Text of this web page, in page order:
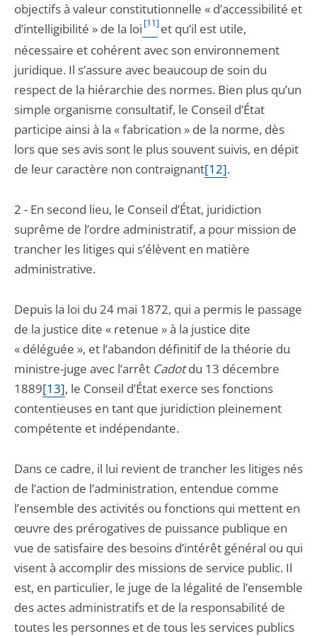
objectifs à valeur constitutionnelle « d’accessibilité et
d’intelligibilité » de la loi [11]et qu’il est utile,
nécessaire et cohérent avec son environnement
juridique. Il s’assure avec beaucoup de soin du
respect de la hiérarchie des normes. Bien plus qu’un
simple organisme consultatif, le Conseil d’État
participe ainsi à la « fabrication » de la norme, dès
lors que ses avis sont le plus souvent suivis, en dépit
de leur caractère non contraignant[12].
2 - En second lieu, le Conseil d’État, juridiction
suprême de l’ordre administratif, a pour mission de
trancher les litiges qui s’élèvent en matière
administrative.
Depuis la loi du 24 mai 1872, qui a permis le passage
de la justice dite « retenue » à la justice dite
« déléguée », et l’abandon définitif de la théorie du
ministre-juge avec l’arrêt Cadotdu 13 décembre
1889[13], le Conseil d’État exerce ses fonctions
contentieuses en tant que juridiction pleinement
compétente et indépendante.
Dans ce cadre, il lui revient de trancher les litiges nés
de l’action de l’administration, entendue comme
l’ensemble des activités ou fonctions qui mettent en
œuvre des prérogatives de puissance publique en
vue de satisfaire des besoins d’intérêt général ou qui
visent à accomplir des missions de service public. Il
est, en particulier, le juge de la légalité de l’ensemble
des actes administratifs et de la responsabilité de
toutes les personnes et de tous les services publics